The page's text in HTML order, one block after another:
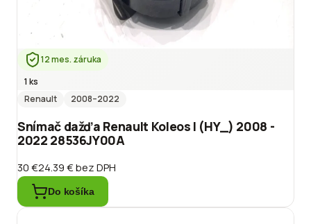
12 mes. záruka
1 ks
Renault
2008–2022
Snímač dažďa Renault Koleos I (HY_) 2008 -
2022 28536JY00A
30 €24.39 €bez DPH
Do košíka